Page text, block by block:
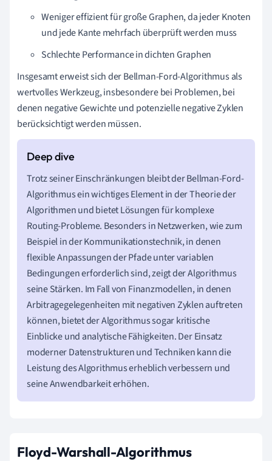
Weniger effizient für große Graphen, da jeder Knoten
und jede Kante mehrfach überprüft werden muss
Schlechte Performance in dichten Graphen
Insgesamt erweist sich der Bellman-Ford-Algorithmus als
wertvolles Werkzeug, insbesondere bei Problemen, bei
denen negative Gewichte und potenzielle negative Zyklen
berücksichtigt werden müssen.
Trotz seiner Einschränkungen bleibt der Bellman-Ford-
Algorithmus ein wichtiges Element in der Theorie der
Algorithmen und bietet Lösungen für komplexe
Routing-Probleme. Besonders in Netzwerken, wie zum
Beispiel in der Kommunikationstechnik, in denen
flexible Anpassungen der Pfade unter variablen
Bedingungen erforderlich sind, zeigt der Algorithmus
seine Stärken. Im Fall von Finanzmodellen, in denen
Arbitragegelegenheiten mit negativen Zyklen auftreten
können, bietet der Algorithmus sogar kritische
Einblicke und analytische Fähigkeiten. Der Einsatz
moderner Datenstrukturen und Techniken kann die
Leistung des Algorithmus erheblich verbessern und
seine Anwendbarkeit erhöhen.
Floyd-Warshall-Algorithmus